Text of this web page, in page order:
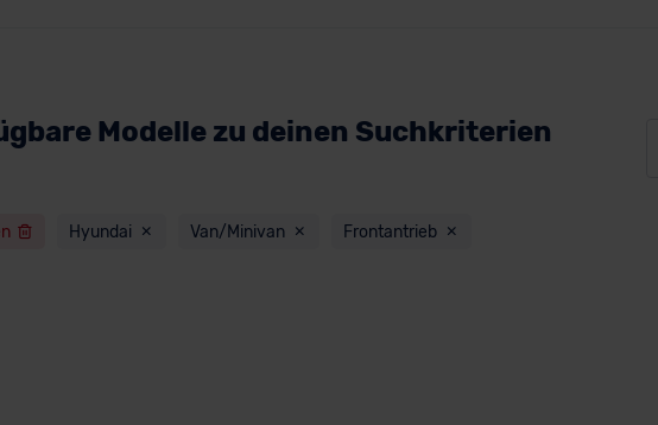
Modelle zu deinen Suchkriterien
Hyundai Van/Minivan Frontantrieb